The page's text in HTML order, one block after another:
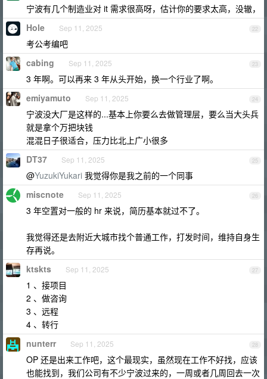
宁波有几个制造业对 it 需求很高呀，估计你的要求太高，没辙，
22
Hole Sep 11, 2025
考公考编吧
23
cabing Sep 11, 2025
3 年啊。可以再来 3 年从头开始，换一个行业了啊。
24
emiyamuto Sep 11, 2025
宁波没大厂是这样的...基本上你要么去做管理层，要么当大头兵
就是拿个万把块钱
混混日子很适合，压力比北上广小很多
25
DT37 Sep 11, 2025
@YuzukiYukari 我觉得你是我之前的一个同事
26
miscnote Sep 11, 2025
3 年空置对一般的 hr 来说，简历基本就过不了。
我觉得还是去附近大城市找个普通工作，打发时间，维持自身生
存再说。
27
ktskts Sep 11, 2025
1 、接项目
2 、做咨询
3 、远程
4 、转行
28
nunterr Sep 11, 2025
OP 还是出来工作吧，这个最现实，虽然现在工作不好找，应该
也能找到，我们公司有不少宁波过来的，一周或者几周回去一次